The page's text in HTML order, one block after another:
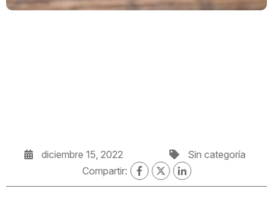
diciembre 15, 2022
Sin categoría
Compartir: